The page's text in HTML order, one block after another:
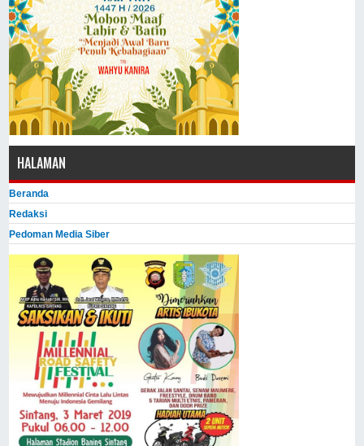
HALAMAN
Beranda
Redaksi
Pedoman Media Siber